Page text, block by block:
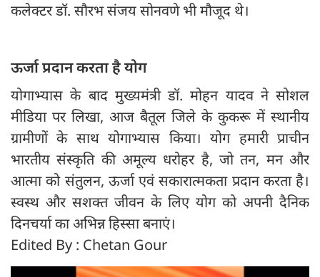
कलेक्टर डॉ. सौरभ संजय सोनवणे भी मौजूद थे।
ऊर्जा प्रदान करता है योग
योगाभ्यास के बाद मुख्यमंत्री डॉ. मोहन यादव ने सोशल
मीडिया पर लिखा, आज बैतूल जिले के कुकरू में स्थानीय
ग्रामीणों के साथ योगाभ्यास किया। योग हमारी प्राचीन
भारतीय संस्कृति की अमूल्य धरोहर है, जो तन, मन और
आत्मा को संतुलन, ऊर्जा एवं सकारात्मकता प्रदान करता है।
स्वस्थ और सशक्त जीवन के लिए योग को अपनी दैनिक
दिनचर्या का अभिन्न हिस्सा बनाएं।
Edited By : Chetan Gour